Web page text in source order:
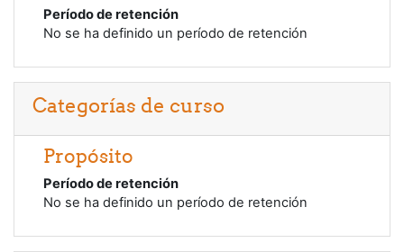
Período de retención
No se ha definido un período de retención
Categorías de curso
Propósito
Período de retención
No se ha definido un período de retención